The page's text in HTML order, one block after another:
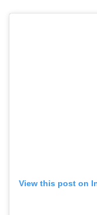
View this post on